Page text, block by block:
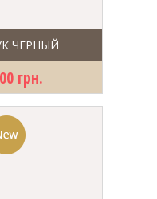
ЧЕРНЫЙ
грн.